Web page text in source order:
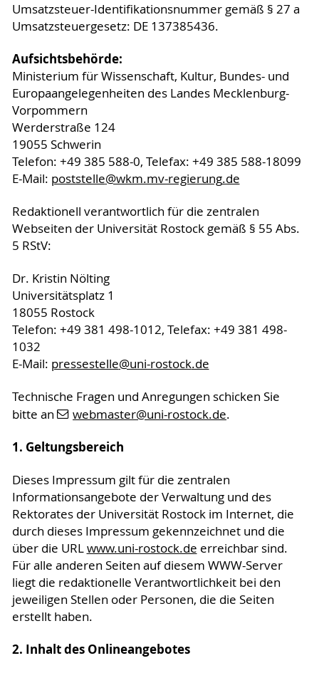
Umsatzsteuer-Identifikationsnummer gemäß § 27 a
Umsatzsteuergesetz: DE 137385436.
Aufsichtsbehörde:
Ministerium für Wissenschaft, Kultur, Bundes- und
Europaangelegenheiten des Landes Mecklenburg-
Vorpommern
Werderstraße 124
19055 Schwerin
Telefon: +49 385 588-0, Telefax: +49 385 588-18099
E-Mail: poststelle@wkm.mv-regierung.de
Redaktionell verantwortlich für die zentralen
Webseiten der Universität Rostock gemäß § 55 Abs.
5 RStV:
Dr. Kristin Nölting
Universitätsplatz 1
18055 Rostock
Telefon: +49 381 498-1012, Telefax: +49 381 498-
1032
E-Mail: pressestelle@uni-rostock.de
Technische Fragen und Anregungen schicken Sie
bitte an
webmaster@uni-rostock.de.
1. Geltungsbereich
Dieses Impressum gilt für die zentralen
Informationsangebote der Verwaltung und des
Rektorates der Universität Rostock im Internet, die
durch dieses Impressum gekennzeichnet und die
über die URLwww.uni-rostock.de erreichbar sind.
Für alle anderen Seiten auf diesem WWW-Server
liegt die redaktionelle Verantwortlichkeit bei den
jeweiligen Stellen oder Personen, die die Seiten
erstellt haben.
2. Inhalt des Onlineangebotes